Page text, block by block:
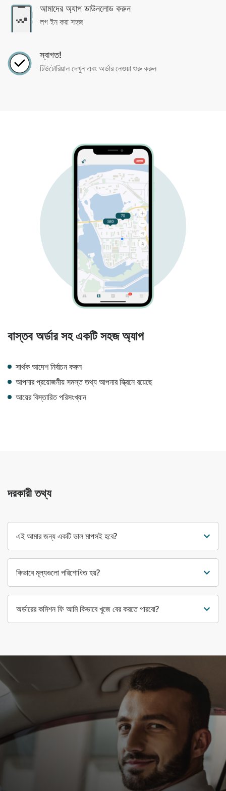
আমাদের অ্যাপ ডাউনলোড করুন
লগ ইন করা সহজ
স্বাগত!
টিউটোরিয়াল দেখুন এবং অর্ডার নেওয়া শুরু করুন
বাস্তব অর্ডার সহ একটি সহজ অ্যাপ
সার্থক আদেশ নির্বাচন করুন
আপনার প্রয়োজনীয় সমস্ত তথ্য আপনার স্ক্রিনে রয়েছে
আয়ের বিস্তারিত পরিসংখ্যান
দরকারী তথ্য
এই আমার জন্য একটি ভাল মাপসই হবে?
কিভাবে মূল্যগুলো পরিশোধিত হয়?
অর্ডারের কমিশন ফি আমি কিভাবে খুজে বের করতে পারবো?